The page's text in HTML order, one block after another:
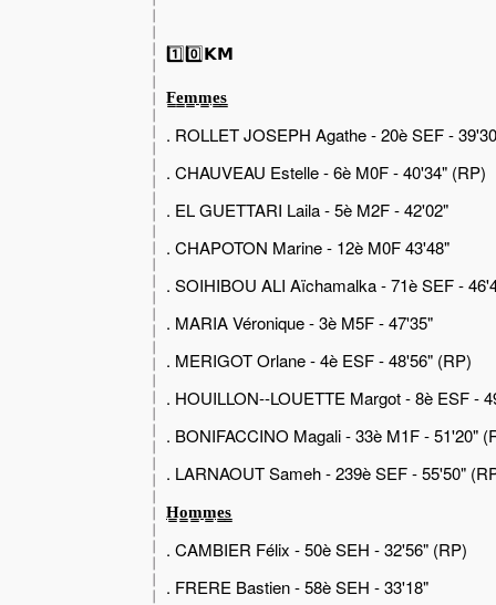
1️⃣0️⃣𝗞𝗠
F̳e̳m̳m̳e̳s̳
. ROLLET JOSEPH Agathe - 20è SEF -
. CHAUVEAU Estelle - 6è M0F - 40'34" (RP)
. EL GUETTARI Laila - 5è M2F - 42'02"
. CHAPOTON Marine - 12è M0F 43'48"
. SOIHIBOU ALI Aïchamalka - 71è SEF -
. MARIA Véronique - 3è M5F - 47'35"
. MERIGOT Orlane - 4è ESF - 48'56" (RP)
. HOUILLON--LOUETTE Margot - 8è ESF -
. BONIFACCINO Magali - 33è M1F - 51'20"
. LARNAOUT Sameh - 239è SEF - 55'50"
H̳o̳m̳m̳e̳s̳
. CAMBIER Félix - 50è SEH - 32'56" (RP)
. FRERE Bastien - 58è SEH - 33'18"